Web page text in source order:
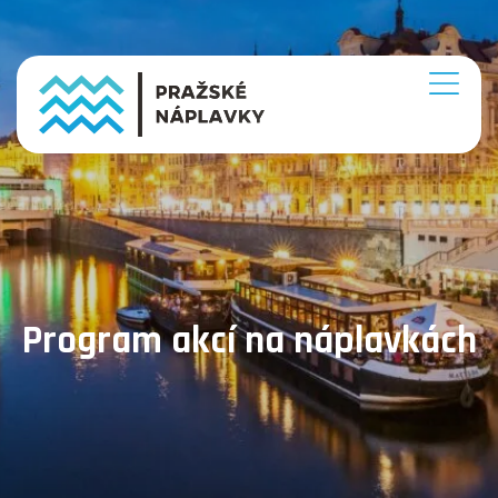
Program akcí na náplavkách